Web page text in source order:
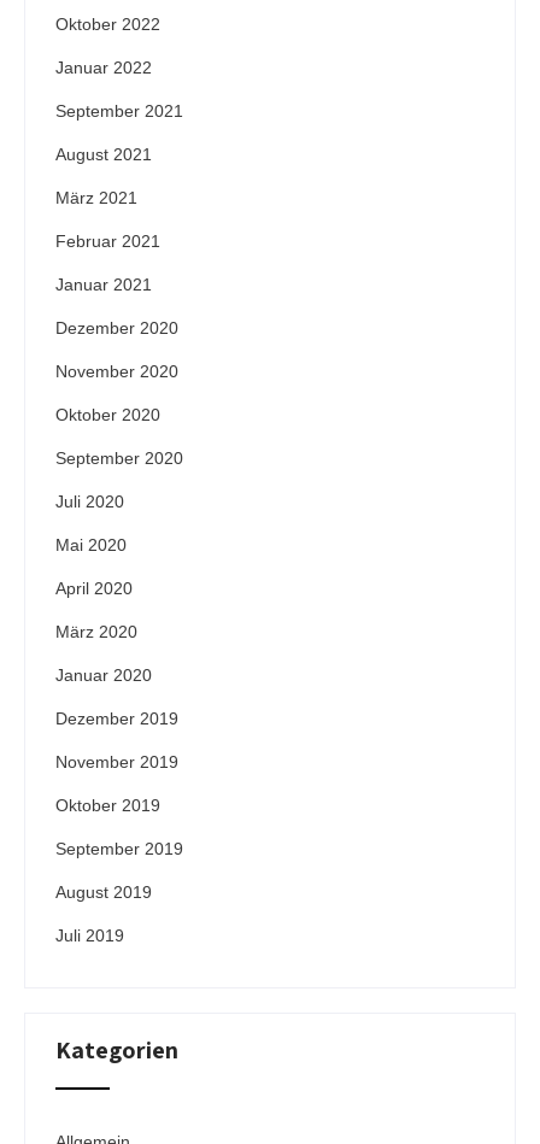
Oktober 2022
Januar 2022
September 2021
August 2021
März 2021
Februar 2021
Januar 2021
Dezember 2020
November 2020
Oktober 2020
September 2020
Juli 2020
Mai 2020
April 2020
März 2020
Januar 2020
Dezember 2019
November 2019
Oktober 2019
September 2019
August 2019
Juli 2019
Kategorien